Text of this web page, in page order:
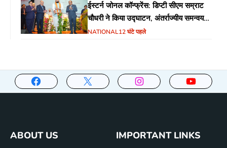
ईस्टर्न जोनल कॉन्फ्रेंस: डिप्टी सीएम सम्राट
चौधरी ने किया उद्घाटन, अंतर्राज्यीय समन्वय
पर जोर
NATIONAL12 घंटे पहले
ABOUT US
IMPORTANT LINKS